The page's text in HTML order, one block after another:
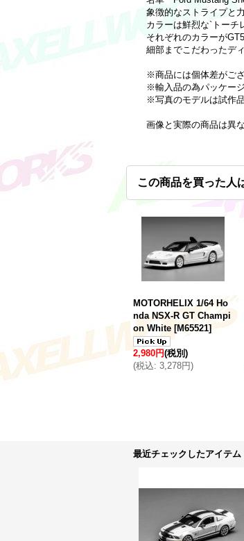
象徴的なストライプと
カラーは鮮烈な`トーチ
それぞれのカラーが
細部までこだわったデ
※商品には個体差がござ
※輸入品の為パッケー
※写真のモデルは試作
画像と実際の商品は異
この商品を買った人
MOTORHELIX 1/64 Ho
nda NSX-R GT Champi
on White [M65521]
2,980円(税別)
(税込: 3,278円)
最近チェックしたアイテム